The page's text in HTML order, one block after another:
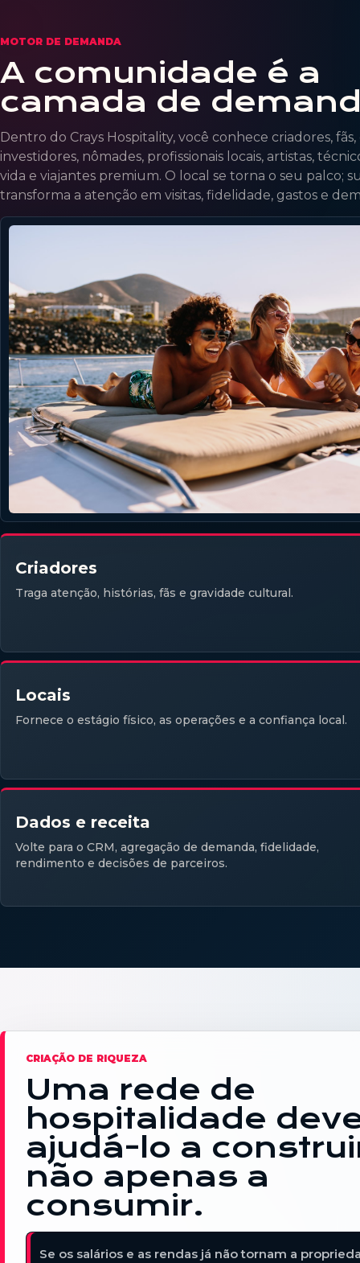
MOTOR DE DEMANDA
A comunidade é a
camada de
Dentro do Crays Hospitality, você conhece criadores,
investidores, nômades, profissionais locais, artistas,
vida e viajantes premium. O local se torna o seu palco;
transforma a atenção em visitas, fidelidade, gastos e
Criadores
Traga atenção, histórias, fãs e gravidade cultural.
Locais
Fornece o estágio físico, as operações e a confiança local.
Dados e receita
Volte para o CRM, agregação de demanda, fidelidade,
rendimento e decisões de parceiros.
CRIAÇÃO DE RIQUEZA
Uma rede de
hospitalidade
ajudá-lo a
não apenas a
consumir.
Se os salários e as rendas já não tornam a